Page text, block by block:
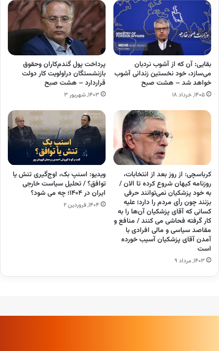
بقایی: آن که از آشوب نردبان
می‌سازد، خود نخستین زندانی آشوب
خواهد شد – هشت صبح
۱۴۰۵, خرداد ۱۸
پرداخت پول گندم‌کاران وحقوق
بازنشستگان دراولویت کار دولت
قراردارد – هشت صبح
۱۴۰۳, شهریور ۳
کرباسچی: از روز بعد از انتخابات،
روزنامه کیهان شروع کرده تا الان /
به خود پزشکیان نمی‌توانند حرفی
بزنند چون رأی مردم را دارد؛ علیه
کسانی که آقای پزشکیان آن‌ها را به
کار گرفته فحاشی می کنند / منافع و
مقاصد سیاسی و مالی افرادی با
آمدن آقای پزشکیان آسیب خورده
است
۱۴۰۳, مرداد ۹
ویدیو: اسنپ بک، اوج‌گیری تنش یا
توافق؟ / تحلیل سیاست خارجی
ایران در ۱۴۰۴؛ چه می شود؟
۱۴۰۴, فروردین ۲